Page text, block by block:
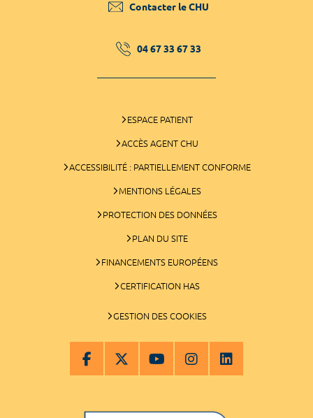
Contacter le CHU
04 67 33 67 33
ESPACE PATIENT
ACCÈS AGENT CHU
ACCESSIBILITÉ : PARTIELLEMENT CONFORME
MENTIONS LÉGALES
PROTECTION DES DONNÉES
PLAN DU SITE
FINANCEMENTS EUROPÉENS
CERTIFICATION HAS
GESTION DES COOKIES